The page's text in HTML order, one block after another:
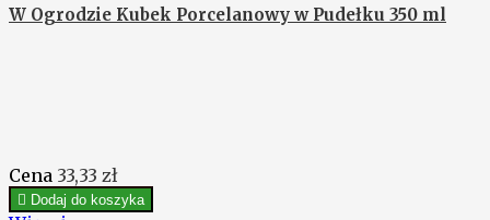
W Ogrodzie Kubek Porcelanowy w Pudełku 350 ml
Cena 33,33 zł
 Dodaj do koszyka